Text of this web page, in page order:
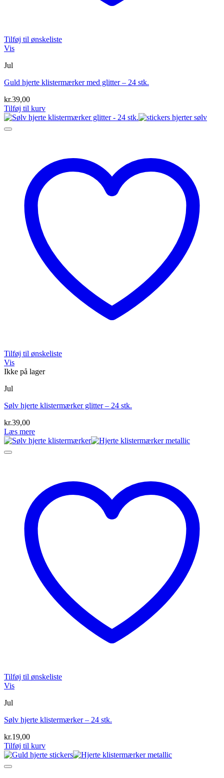
Tilføj til ønskeliste
Vis
Jul
Guld hjerte klistermærker med glitter – 24 stk.
kr.39,00
Tilføj til kurv
Tilføj til ønskeliste
Vis
Ikke på lager
Jul
Sølv hjerte klistermærker glitter – 24 stk.
kr.39,00
Læs mere
Tilføj til ønskeliste
Vis
Jul
Sølv hjerte klistermærker – 24 stk.
kr.19,00
Tilføj til kurv